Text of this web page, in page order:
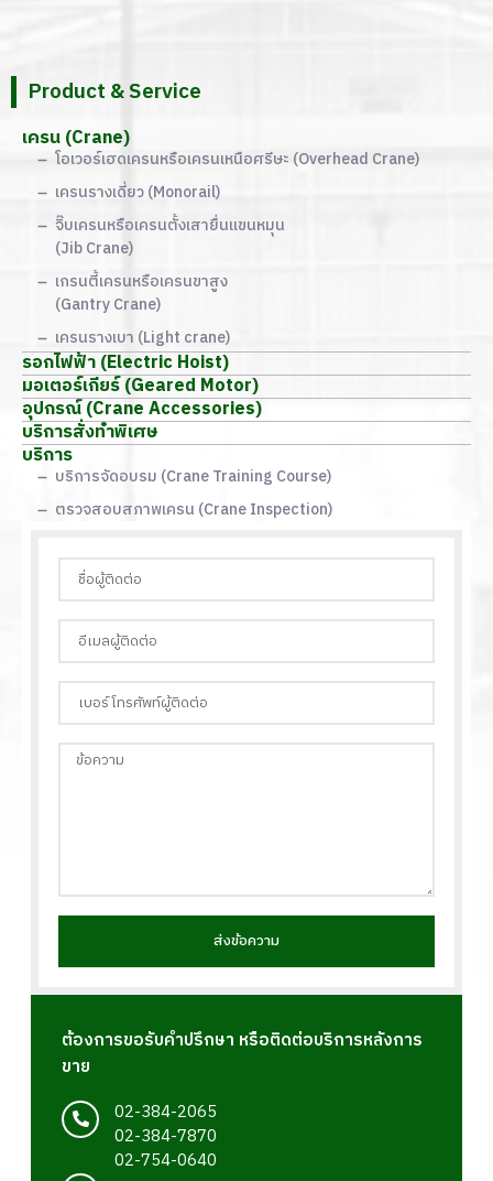
Product & Service
เครน (Crane)
โอเวอร์เฮดเครนหรือเครนเหนือศรีษะ (Overhead Crane)
เครนรางเดี่ยว (Monorail)
จิ๊บเครนหรือเครนตั้งเสายื่นแขนหมุน
(Jib Crane)
เกรนตี้เครนหรือเครนขาสูง
(Gantry Crane)
เครนรางเบา (Light crane)
รอกไฟฟ้า (Electric Hoist)
มอเตอร์เกียร์ (Geared Motor)
อุปกรณ์ (Crane Accessories)
บริการสั่งทำพิเศษ
บริการ
บริการจัดอบรม (Crane Training Course)
ตรวจสอบสภาพเครน (Crane Inspection)
ส่งข้อความ
ต้องการขอรับคำปรึกษา หรือติดต่อบริการหลังการ
ขาย
02-384-2065
02-384-7870
02-754-0640